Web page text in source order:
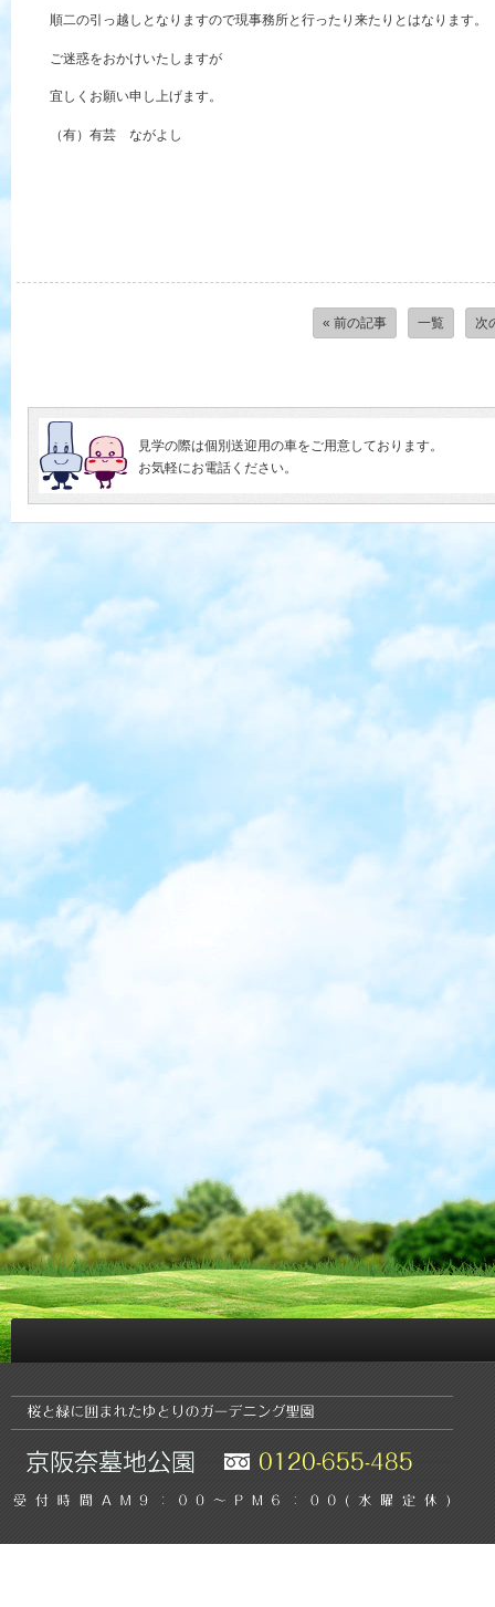
順二の引っ越しとなりますので現事務所と行ったり来たりとはなります。
ご迷惑をおかけいたしますが
宜しくお願い申し上げます。
（有）有芸 ながよし
« 前の記事 一覧 次
見学の際は個別送迎用の車をご用意しております。
お気軽にお電話ください。